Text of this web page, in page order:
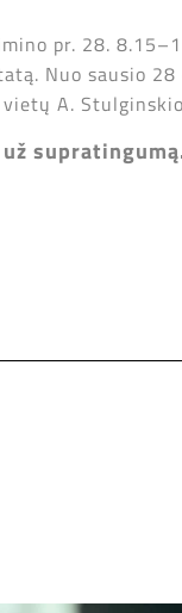
pr. 28.
Nuo sausio
A.